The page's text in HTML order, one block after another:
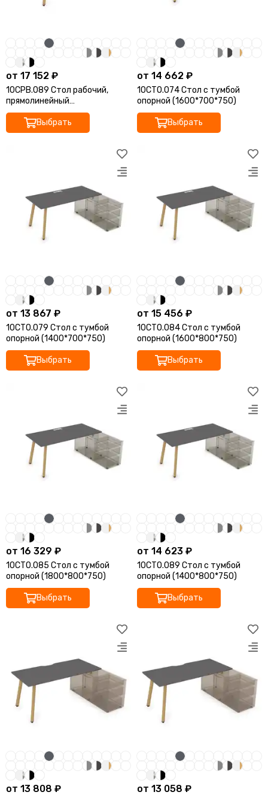
от 17 152 ₽
10СРВ.089 Стол рабочий,
прямолинейный
(1400*800*750)
Выбрать
от 14 662 ₽
10СТО.074 Стол с тумбой
опорной (1600*700*750)
Выбрать
от 13 867 ₽
10СТО.079 Стол с тумбой
опорной (1400*700*750)
Выбрать
от 15 456 ₽
10СТО.084 Стол с тумбой
опорной (1600*800*750)
Выбрать
от 16 329 ₽
10СТО.085 Стол с тумбой
опорной (1800*800*750)
Выбрать
от 14 623 ₽
10СТО.089 Стол с тумбой
опорной (1400*800*750)
Выбрать
от 13 808 ₽ от 13 058 ₽